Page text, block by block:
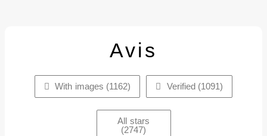
Avis
With images (1162) Verified (1091)
All stars
(2747)